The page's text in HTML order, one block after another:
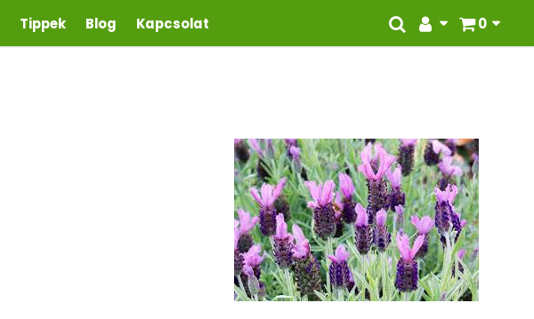
0
Tippek Blog Kapcsolat